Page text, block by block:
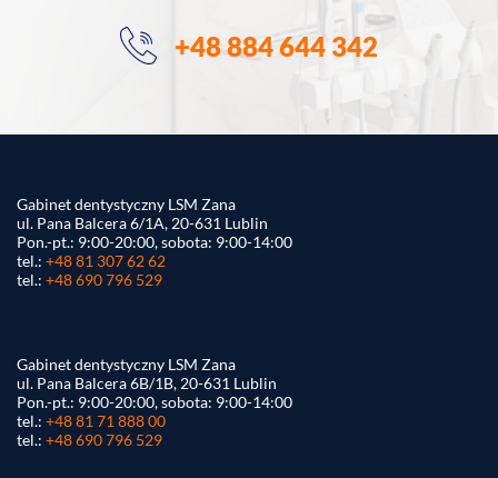
+48 884 644 342
Gabinet dentystyczny LSM Zana
ul. Pana Balcera 6/1A, 20-631 Lublin
Pon.-pt.: 9:00-20:00, sobota: 9:00-14:00
tel.: +48 81 307 62 62
tel.: +48 690 796 529
Gabinet dentystyczny LSM Zana
ul. Pana Balcera 6B/1B, 20-631 Lublin
Pon.-pt.: 9:00-20:00, sobota: 9:00-14:00
tel.: +48 81 71 888 00
tel.: +48 690 796 529